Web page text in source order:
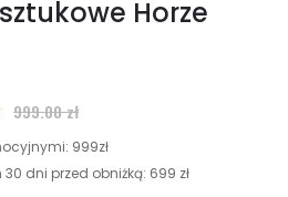
Horze
999.00 zł
999zł
dni przed obniżką: 699 zł